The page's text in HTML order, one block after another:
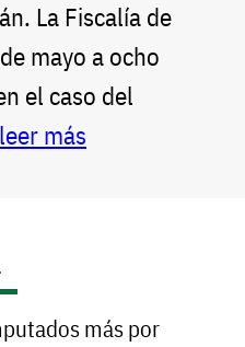
La Fiscalía de
mayo a ocho
el caso del
leer más
más por